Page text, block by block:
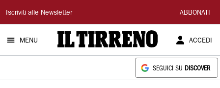
Il
Tirreno
Iscriviti alle Newsletter ABBONATI
MENU ACCEDI
SEGUICI SU DISCOVER